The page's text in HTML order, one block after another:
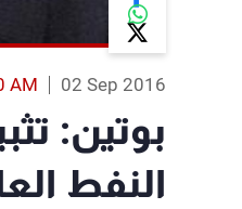
02 Sep 2016
AM
بوتين:
النفط